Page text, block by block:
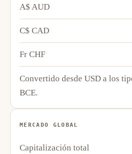
A$ AUD
C$ CAD
Fr CHF
Convertido desde USD a los
BCE.
MERCADO GLOBAL
Capitalización total